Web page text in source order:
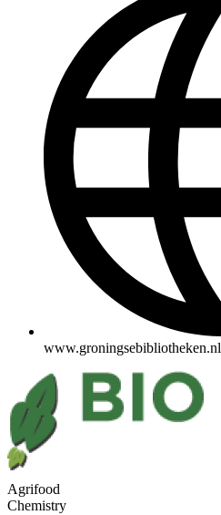
www.groningsebibliotheken.nl
Agrifood
Chemistry